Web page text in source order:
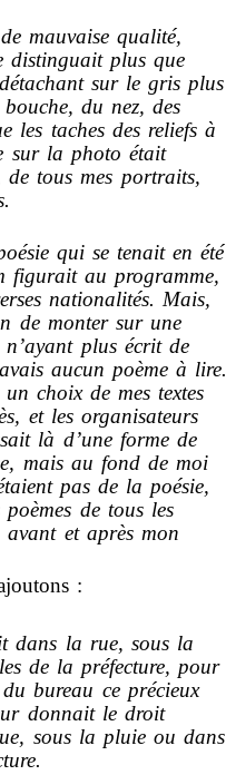
mauvaise qualité,
distinguait plus que
sur le gris plus
du nez, des
les taches des reliefs à
sur la photo était
de tous mes portraits,
qui se tenait en été
figurait au programme,
nationalités. Mais,
de monter sur une
n’ayant plus écrit de
aucun poème à lire.
choix de mes textes
et les organisateurs
là d’une forme de
mais au fond de moi
pas de la poésie,
de tous les
avant et après mon
:
dans la rue, sous la
de la préfecture, pour
bureau ce précieux
donnait le droit
sous la pluie ou dans